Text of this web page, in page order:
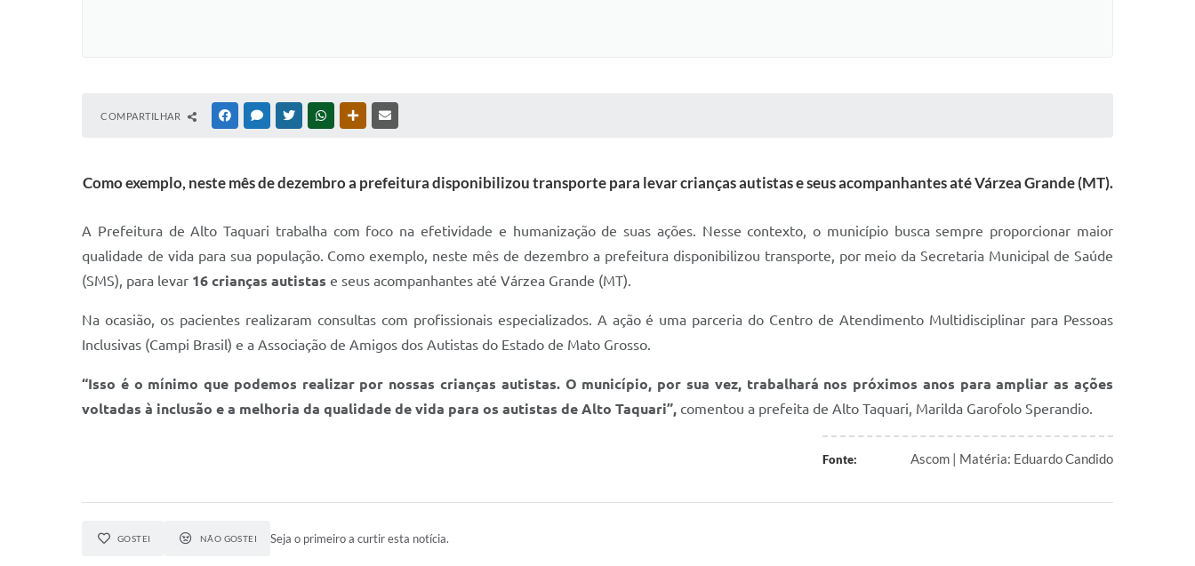
COMPARTILHAR FACEBOOKMESSENGER
TWITTERWHATSAPPOUTRAS MÍDIAS
Como exemplo, neste mês de dezembro a prefeitura disponibilizou transporte para levar crianças autistas e seus acompanhantes até Várzea Grande (MT).
A Prefeitura de Alto Taquari trabalha com foco na efetividade e humanização de suas ações. Nesse contexto, o município busca sempre proporcionar maior
qualidade de vida para sua população. Como exemplo, neste mês de dezembro a prefeitura disponibilizou transporte, por meio da Secretaria Municipal de Saúde
(SMS), para levar 16 crianças autistas e seus acompanhantes até Várzea Grande (MT).
Na ocasião, os pacientes realizaram consultas com profissionais especializados. A ação é uma parceria do Centro de Atendimento Multidisciplinar para Pessoas
Inclusivas (Campi Brasil) e a Associação de Amigos dos Autistas do Estado de Mato Grosso.
“Isso é o mínimo que podemos realizar por nossas crianças autistas. O município, por sua vez, trabalhará nos próximos anos para ampliar as ações
voltadas à inclusão e a melhoria da qualidade de vida para os autistas de Alto Taquari”, comentou a prefeita de Alto Taquari, Marilda Garofolo Sperandio.
Fonte: Ascom | Matéria: Eduardo Candido
GOSTEI NÃO GOSTEI Seja o primeiro a curtir esta notícia.